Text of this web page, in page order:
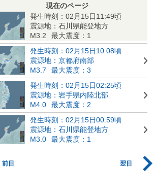
現在のページ
発生時刻：02月15日11:49頃
震源地：石川県能登地方
M3.2
最大震度：1
発生時刻：02月15日10:08頃
震源地：京都府南部
M3.7
最大震度：3
発生時刻：02月15日02:25頃
震源地：岩手県内陸北部
M4.0
最大震度：2
発生時刻：02月15日00:59頃
震源地：石川県能登地方
M3.0
最大震度：1
前日 翌日